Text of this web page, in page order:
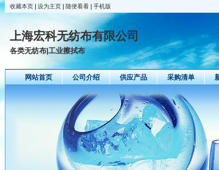
收藏本页 设为主页 随便看看 手机版
上海宏科无纺布有限公司
各类无纺布|工业擦拭布
网站首页 公司介绍 供应产品 采购清单